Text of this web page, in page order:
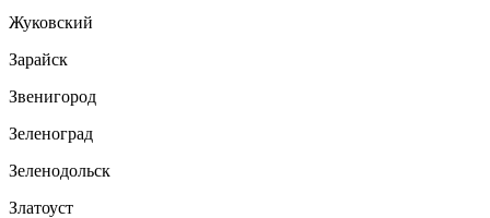
Жуковский
Зарайск
Звенигород
Зеленоград
Зеленодольск
Златоуст